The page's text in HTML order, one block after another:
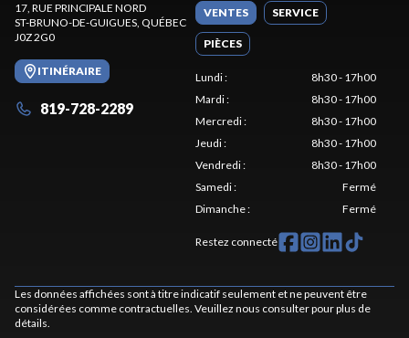
17, RUE PRINCIPALE NORD
ST-BRUNO-DE-GUIGUES, QUÉBEC
J0Z 2G0
ITINÉRAIRE
819-728-2289
VENTES SERVICE
PIÈCES
Lundi:
8h30 - 17h00
Mardi:
8h30 - 17h00
Mercredi:
8h30 - 17h00
Jeudi:
8h30 - 17h00
Vendredi:
8h30 - 17h00
Samedi:
Fermé
Dimanche: Fermé
Restez connecté
Les données affichées sont à titre indicatif seulement et ne peuvent être
considérées comme contractuelles. Veuillez nous consulter pour plus de
détails.